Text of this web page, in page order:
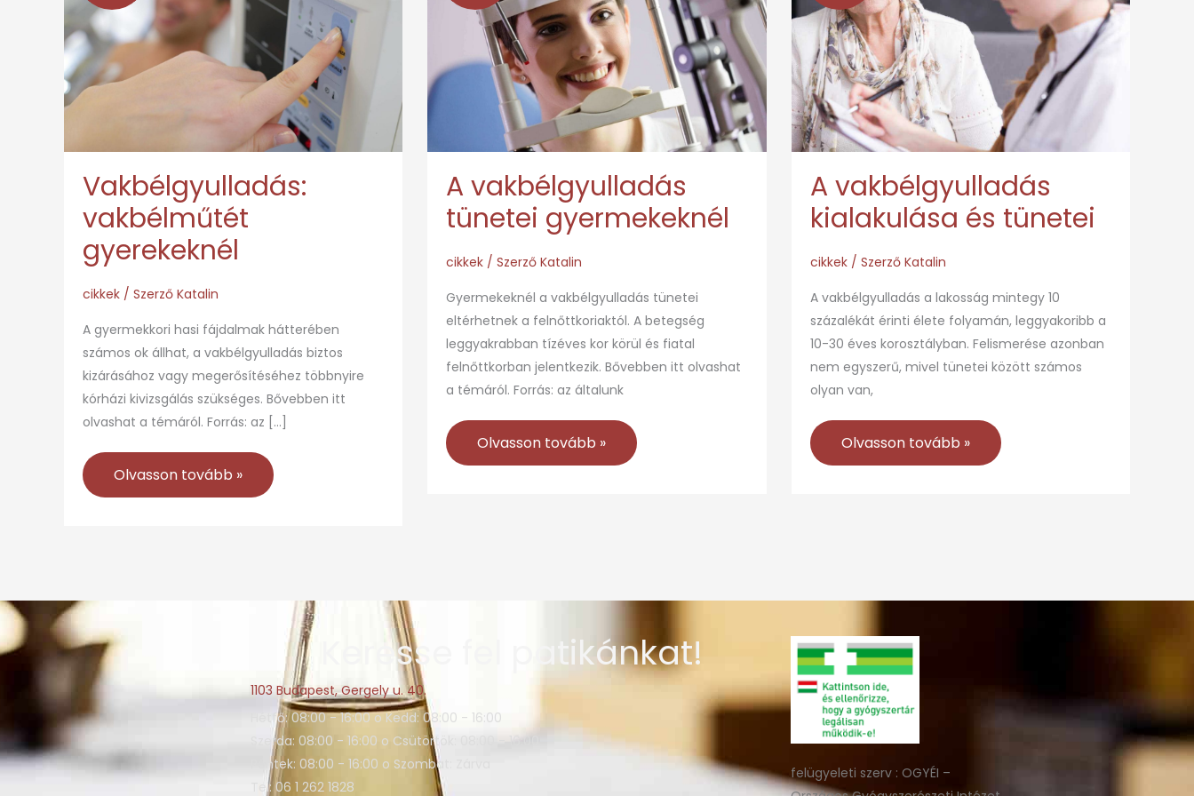
Vakbélgyulladás:
vakbélműtét
gyerekeknél
cikkek / Szerző Katalin
A gyermekkori hasi fájdalmak hátterében
számos ok állhat, a vakbélgyulladás biztos
kizárásához vagy megerősítéséhez többnyire
kórházi kivizsgálás szükséges. Bővebben itt
olvashat a témáról. Forrás: az […]
gyerekeknél
Olvasson tovább »
A vakbélgyulladás
tünetei gyermekeknél
cikkek / SzerzőKatalin
Gyermekeknél a vakbélgyulladás tünetei
eltérhetnek a felnőttkoriaktól. A betegség
leggyakrabban tízéves kor körül és fiatal
felnőttkorban jelentkezik. Bővebben itt olvashat
a témáról. Forrás: az általunk
tünetei
gyermekeknél
Olvasson tovább »
A vakbélgyulladás
kialakulása és tünetei
cikkek/ Szerző Katalin
A vakbélgyulladás a lakosság mintegy 10
százalékát érinti élete folyamán, leggyakoribb a
10-30 éves korosztályban. Felismerése azonban
nem egyszerű, mivel tünetei között számos
olyan van,
kialakulása
és
tünetei
Olvasson tovább »
Keresse fel patikánkat!
1103 Budapest, Gergely u. 40.
Hétfő: 08:00 - 16:00 o Kedd: 08:00 - 16:00
Szerda: 08:00 - 16:00 o Csütörtök: 08:00 - 16:00
Péntek: 08:00 - 16:00 o Szombat: Zárva
Tel: 06 1 262 1828
felügyeleti szerv : OGYÉI –